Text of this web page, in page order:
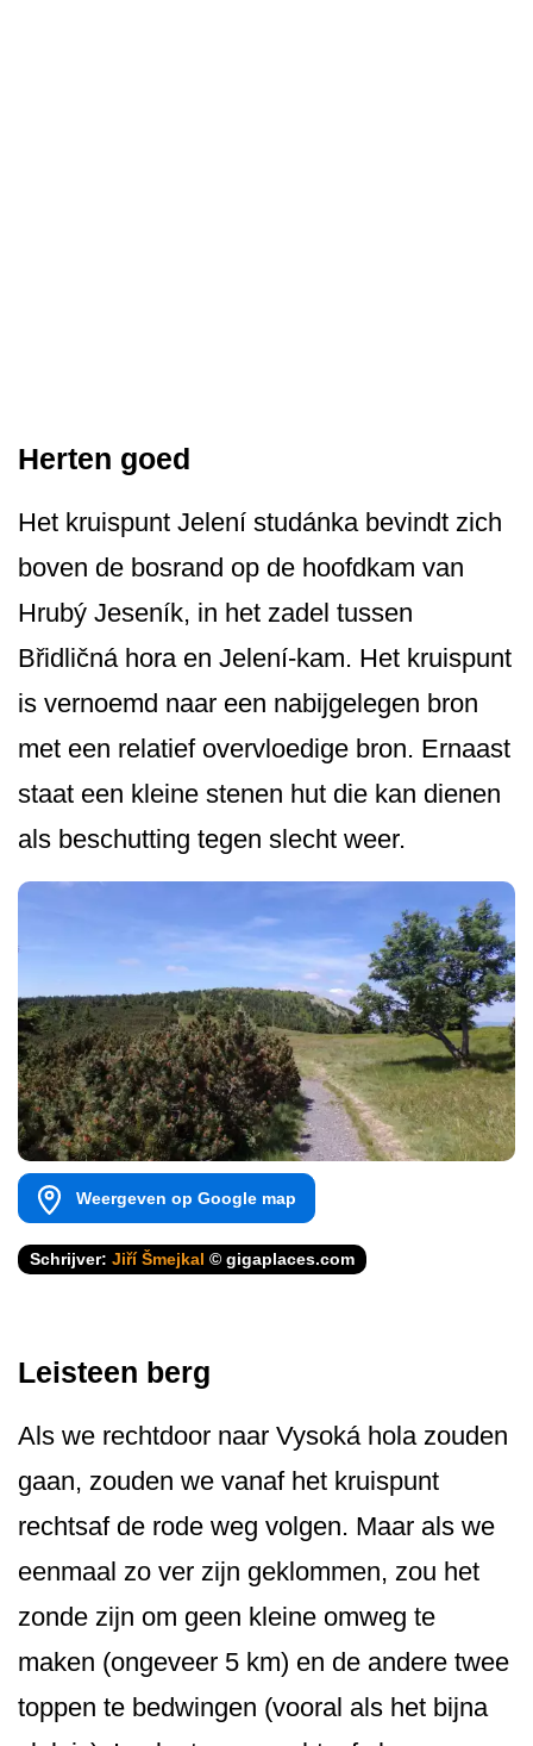
Herten goed
Het kruispunt Jelení studánka bevindt zich
boven de bosrand op de hoofdkam van
Hrubý Jeseník, in het zadel tussen
Břidličná hora en Jelení-kam. Het kruispunt
is vernoemd naar een nabijgelegen bron
met een relatief overvloedige bron. Ernaast
staat een kleine stenen hut die kan dienen
als beschutting tegen slecht weer.
Weergeven op Google map
Schrijver: Jiří Šmejkal © gigaplaces.com
Leisteen berg
Als we rechtdoor naar Vysoká hola zouden
gaan, zouden we vanaf het kruispunt
rechtsaf de rode weg volgen. Maar als we
eenmaal zo ver zijn geklommen, zou het
zonde zijn om geen kleine omweg te
maken (ongeveer 5 km) en de andere twee
toppen te bedwingen (vooral als het bijna